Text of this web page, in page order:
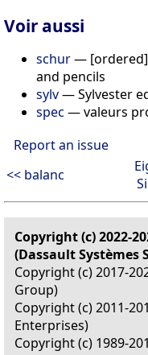
Voir aussi
schur— [ordered]
and pencils
sylv— Sylvester
spec — valeurs
Report an issue
<< balanc
Copyright (c) 2022-
(Dassault Systèmes
Copyright (c) 2017-
Group)
Copyright (c) 2011-
Enterprises)
Copyright (c) 1989-